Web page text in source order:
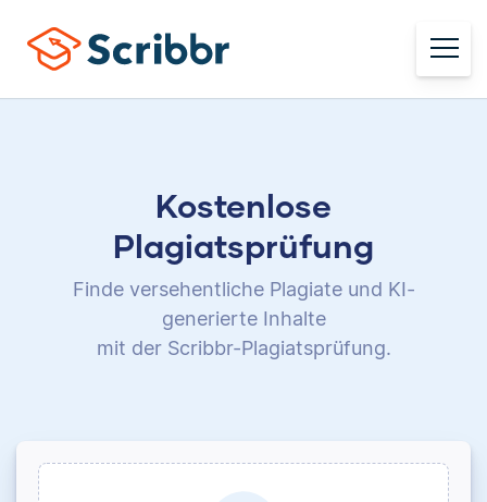
Kostenlose
Plagiatsprüfung
Finde versehentliche Plagiate und KI-
generierte Inhalte
mit der Scribbr-Plagiatsprüfung.